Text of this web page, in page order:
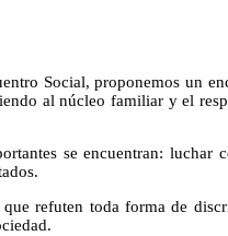
Social, proponemos un
al núcleo familiar y el
se encuentran: luchar
refuten toda forma de